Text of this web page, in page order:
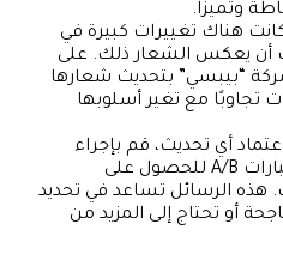
وتميزًا.
كانت هناك تغييرات كبيرة في
أن يعكس الشعار ذلك. على
“بيبسي” بتحديث شعارها
تجاوبًا مع تغير أسلوبها
أي تحديث، قم بإجراء
استطلاعات رأي أو اختبارات A/B للحصول على
الرسائل تساعد في تحديد
أو تحتاج إلى المزيد من